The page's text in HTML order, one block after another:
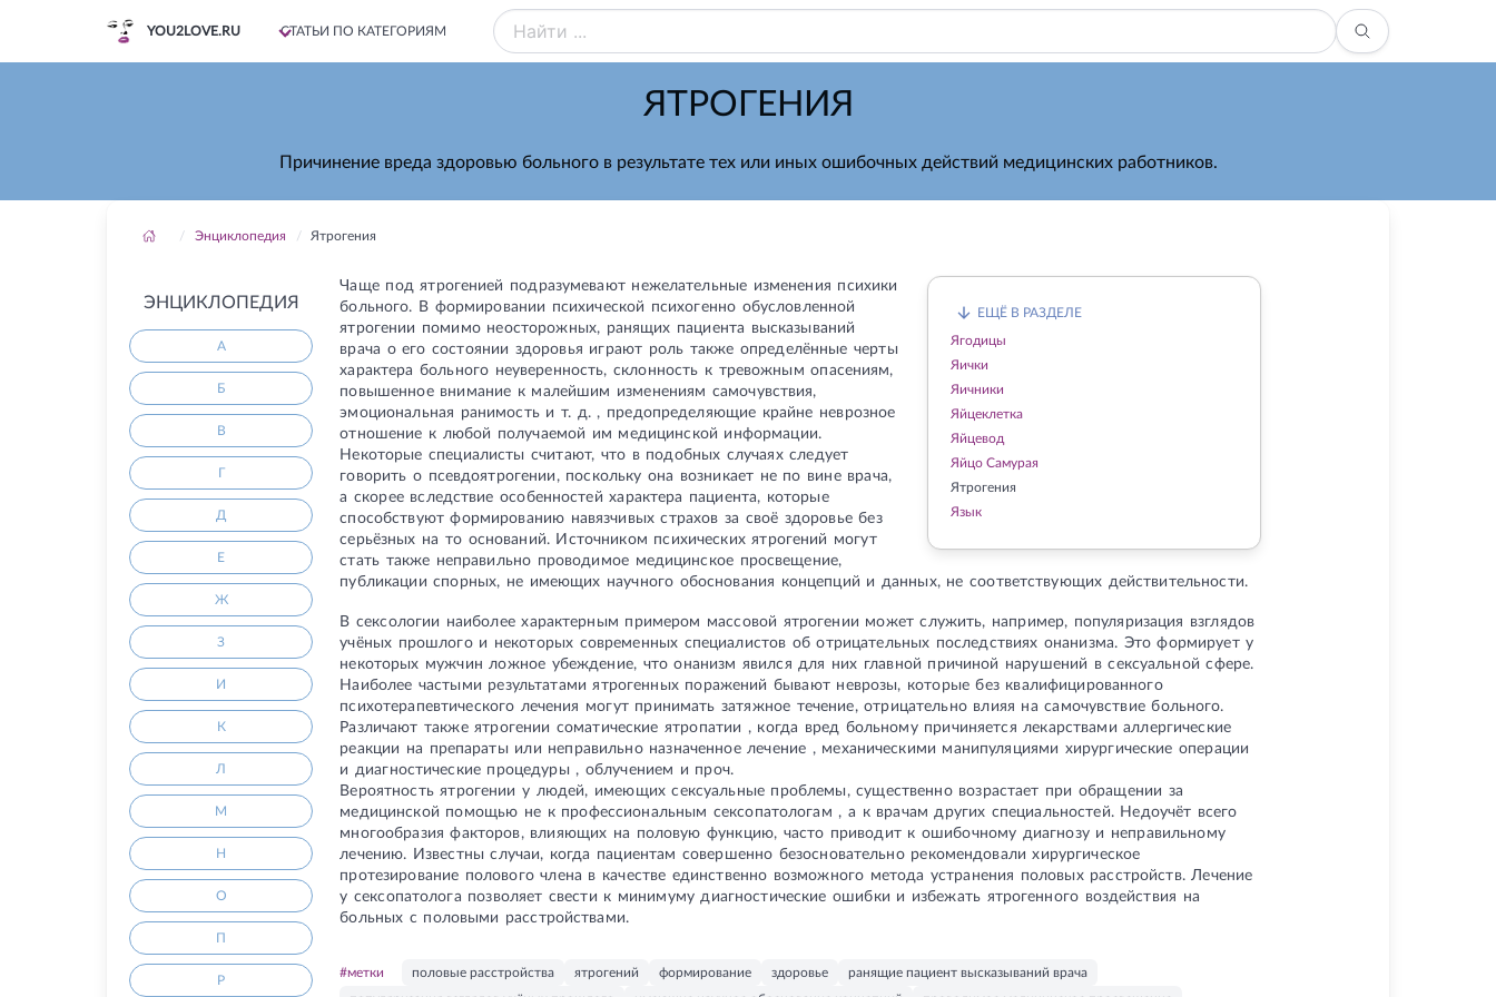
YOU2LOVE.RU СТАТЬИ ПО КАТЕГОРИЯМ
ЯТРОГЕНИЯ
Причинение вреда здоровью больного в результате тех или иных ошибочных действий медицинских работников.
Энциклопедия Ятрогения
ЭНЦИКЛОПЕДИЯ
А
Б
В
Г
Д
Е
Ж
З
И
К
Л
М
Н
О
П
Р
ЕЩЁ В РАЗДЕЛЕ
Ягодицы
Яички
Яичники
Яйцеклетка
Яйцевод
Яйцо Самурая
Ятрогения
Язык
Чаще под ятрогенией подразумевают нежелательные изменения психики
больного. В формировании психической психогенно обусловленной
ятрогении помимо неосторожных, ранящих пациента высказываний
врача о его состоянии здоровья играют роль также определённые черты
характера больного неуверенность, склонность к тревожным опасениям,
повышенное внимание к малейшим изменениям самочувствия,
эмоциональная ранимость и т. д. , предопределяющие крайне неврозное
отношение к любой получаемой им медицинской информации.
Некоторые специалисты считают, что в подобных случаях следует
говорить о псевдоятрогении, поскольку она возникает не по вине врача,
а скорее вследствие особенностей характера пациента, которые
способствуют формированию навязчивых страхов за своё здоровье без
серьёзных на то оснований. Источником психических ятрогений могут
стать также неправильно проводимое медицинское просвещение,
публикации спорных, не имеющих научного обоснования концепций и данных, не соответствующих действительности.
В сексологии наиболее характерным примером массовой ятрогении может служить, например, популяризация взглядов
учёных прошлого и некоторых современных специалистов об отрицательных последствиях онанизма. Это формирует у
некоторых мужчин ложное убеждение, что онанизм явился для них главной причиной нарушений в сексуальной сфере.
Наиболее частыми результатами ятрогенных поражений бывают неврозы, которые без квалифицированного
психотерапевтического лечения могут принимать затяжное течение, отрицательно влияя на самочувствие больного.
Различают также ятрогении соматические ятропатии , когда вред больному причиняется лекарствами аллергические
реакции на препараты или неправильно назначенное лечение , механическими манипуляциями хирургические операции
и диагностические процедуры , облучением и проч.
Вероятность ятрогении у людей, имеющих сексуальные проблемы, существенно возрастает при обращении за
медицинской помощью не к профессиональным сексопатологам , а к врачам других специальностей. Недоучёт всего
многообразия факторов, влияющих на половую функцию, часто приводит к ошибочному диагнозу и неправильному
лечению. Известны случаи, когда пациентам совершенно безосновательно рекомендовали хирургическое
протезирование полового члена в качестве единственно возможного метода устранения половых расстройств. Лечение
у сексопатолога позволяет свести к минимуму диагностические ошибки и избежать ятрогенного воздействия на
больных с половыми расстройствами.
#метки половые расстройства ятрогений формирование здоровье
ранящие пациент высказываний врача